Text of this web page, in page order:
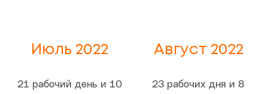
Июль 2022
21 рабочий день и 10
Август 2022
23 рабочих дня и 8